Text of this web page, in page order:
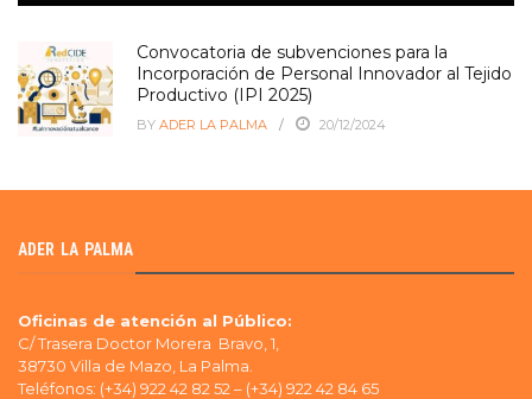
Convocatoria de subvenciones para la
Incorporación de Personal Innovador al Tejido
Productivo (IPI 2025)
BY ADER LA PALMA 20/12/2024
ADER LA PALMA
Oficinas de atención al Público:
C/ Trasera Doctor Morera Bravo, 1,
38730 Villa de Mazo, La Palma.
Teléfonos: (+34) 922 42 82 52 – (+34) 922 42 84 65